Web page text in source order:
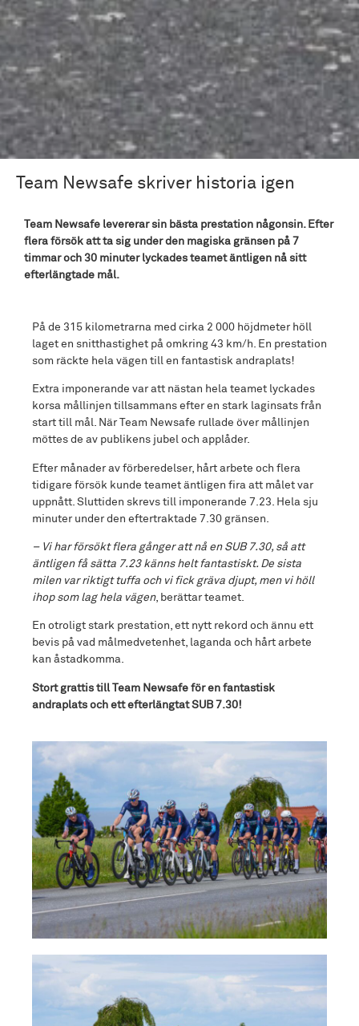
Team Newsafe skriver historia igen
Team Newsafe levererar sin bästa prestation någonsin. Efter
flera försök att ta sig under den magiska gränsen på 7
timmar och 30 minuter lyckades teamet äntligen nå sitt
efterlängtade mål.
På de 315 kilometrarna med cirka 2 000 höjdmeter höll
laget en snitthastighet på omkring 43 km/h. En prestation
som räckte hela vägen till en fantastisk andraplats!
Extra imponerande var att nästan hela teamet lyckades
korsa mållinjen tillsammans efter en stark laginsats från
start till mål. När Team Newsafe rullade över mållinjen
möttes de av publikens jubel och applåder.
Efter månader av förberedelser, hårt arbete och flera
tidigare försök kunde teamet äntligen fira att målet var
uppnått. Sluttiden skrevs till imponerande 7.23. Hela sju
minuter under den eftertraktade 7.30 gränsen.
– Vi har försökt flera gånger att nå en SUB 7.30, så att
äntligen få sätta 7.23 känns helt fantastiskt. De sista
milen var riktigt tuffa och vi fick gräva djupt, men vi höll
ihop som lag hela vägen, berättar teamet.
En otroligt stark prestation, ett nytt rekord och ännu ett
bevis på vad målmedvetenhet, laganda och hårt arbete
kan åstadkomma.
Stort grattis till Team Newsafe för en fantastisk
andraplats och ett efterlängtat SUB 7.30!